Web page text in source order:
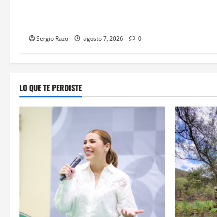
Sergio Razo agosto 7, 2026 0
LO QUE TE PERDISTE